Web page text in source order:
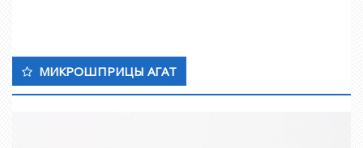
МИКРОШПРИЦЫ АГАТ